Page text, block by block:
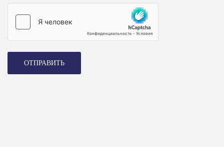
ОТПРАВИТЬ